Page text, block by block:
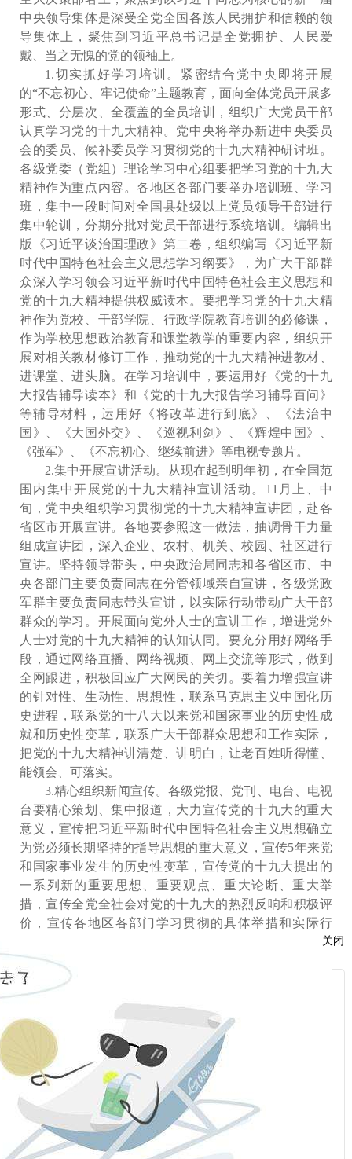
中央领导集体是深受全党全国各族人民拥护和信赖的领
导集体上，聚焦到习近平总书记是全党拥护、人民爱
戴、当之无愧的党的领袖上。
1.切实抓好学习培训。紧密结合党中央即将开展
的“不忘初心、牢记使命”主题教育，面向全体党员开展多
形式、分层次、全覆盖的全员培训，组织广大党员干部
认真学习党的十九大精神。党中央将举办新进中央委员
会的委员、候补委员学习贯彻党的十九大精神研讨班。
各级党委（党组）理论学习中心组要把学习党的十九大
精神作为重点内容。各地区各部门要举办培训班、学习
班，集中一段时间对全国县处级以上党员领导干部进行
集中轮训，分期分批对党员干部进行系统培训。编辑出
版《习近平谈治国理政》第二卷，组织编写《习近平新
时代中国特色社会主义思想学习纲要》，为广大干部群
众深入学习领会习近平新时代中国特色社会主义思想和
党的十九大精神提供权威读本。要把学习党的十九大精
神作为党校、干部学院、行政学院教育培训的必修课，
作为学校思想政治教育和课堂教学的重要内容，组织开
展对相关教材修订工作，推动党的十九大精神进教材、
进课堂、进头脑。在学习培训中，要运用好《党的十九
大报告辅导读本》和《党的十九大报告学习辅导百问》
等辅导材料，运用好《将改革进行到底》、《法治中
国》、《大国外交》、《巡视利剑》、《辉煌中国》、
《强军》、《不忘初心、继续前进》等电视专题片。
2.集中开展宣讲活动。从现在起到明年初，在全国范
围内集中开展党的十九大精神宣讲活动。11月上、中
旬，党中央组织学习贯彻党的十九大精神宣讲团，赴各
省区市开展宣讲。各地要参照这一做法，抽调骨干力量
组成宣讲团，深入企业、农村、机关、校园、社区进行
宣讲。坚持领导带头，中央政治局同志和各省区市、中
央各部门主要负责同志在分管领域亲自宣讲，各级党政
军群主要负责同志带头宣讲，以实际行动带动广大干部
群众的学习。开展面向党外人士的宣讲工作，增进党外
人士对党的十九大精神的认知认同。要充分用好网络手
段，通过网络直播、网络视频、网上交流等形式，做到
全网跟进，积极回应广大网民的关切。要着力增强宣讲
的针对性、生动性、思想性，联系马克思主义中国化历
史进程，联系党的十八大以来党和国家事业的历史性成
就和历史性变革，联系广大干部群众思想和工作实际，
把党的十九大精神讲清楚、讲明白，让老百姓听得懂、
能领会、可落实。
3.精心组织新闻宣传。各级党报、党刊、电台、电视
台要精心策划、集中报道，大力宣传党的十九大的重大
意义，宣传把习近平新时代中国特色社会主义思想确立
为党必须长期坚持的指导思想的重大意义，宣传5年来党
和国家事业发生的历史性变革，宣传党的十九大提出的
一系列新的重要思想、重要观点、重大论断、重大举
措，宣传全党全社会对党的十九大的热烈反响和积极评
价，宣传各地区各部门学习贯彻的具体举措和实际行
动，反映基层干部群众学习贯彻的典型事迹和良好风
貌。要充分利用各种宣传形式和手段，采取人民群众喜
闻乐见的形式，推动党的十九大精神进企业、进农村、
进机关、进校园、进社区、进军营、进网络，激发干部
群众锐意进取、埋头苦干的精神，进一步鼓足干劲、奋
勇前进。中央主要媒体要通过推出权威访谈、开设专
栏、开展大型主题采访活动等形式，刊播系列评论言论
和理论文章。要积极开展网络宣传，用好“两微一端”等新
技术新应用，充分调动网民参与积极性，增强网络宣传
的实效性和影响力。精心组织对外宣传，主动宣介党的
十九大精神，宣介我国推动经济社会发展的重大举措，
充分反映国际社会的积极评价，生动展示我们党和国家
关闭